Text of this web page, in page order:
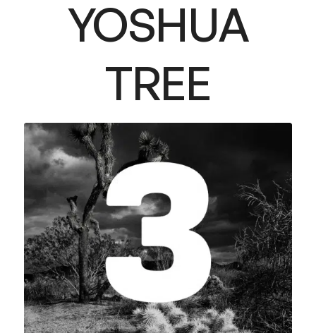
YOSHUA
TREE